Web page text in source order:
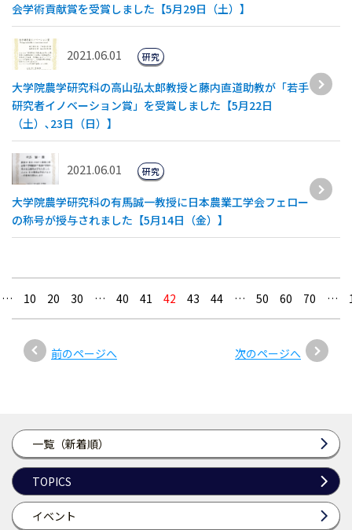
一覧（新着順）
TOPICS
イベント
会学術貢献賞を受賞しました【5月29日（土）】
2021.06.01
大学院農学研究科の高山弘太郎教授と藤内直道助教が「若手
研究者イノベーション賞」を受賞しました【5月22日
（土）､23日（日）】
研究
2021.06.01
大学院農学研究科の有馬誠一教授に日本農業工学会フェロー
の称号が授与されました【5月14日（金）】
研究
前のページへ
… 10 20 30 … 40 41 42 43 44 … 50 60 70 …
次のページへ